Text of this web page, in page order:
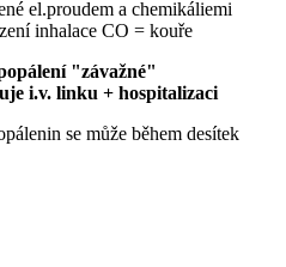
el.proudem a chemikáliemi
inhalace CO = kouře
"závažné"
i.v. linku + hospitalizaci
se může během desítek